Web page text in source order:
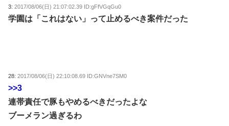
3:2017/08/06(日) 21:07:02.39 ID:gFfVGqGu0
学園は「これはない」って止めるべき案件だった
28:2017/08/06(日) 22:10:08.69 ID:GNVne7SM0
>>3
連帯責任で豚もやめるべきだったよな
ブーメラン過ぎるわ